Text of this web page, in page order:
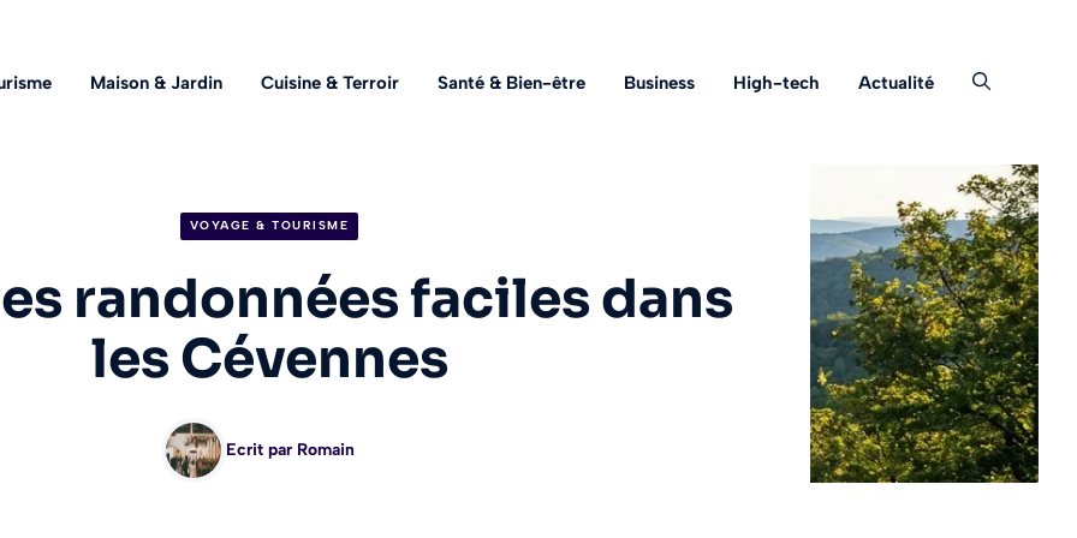
Maison & Jardin Cuisine & Terroir Santé & Bien-être Business High-tech Actualité
VOYAGE & TOURISME
randonnées faciles dans
les Cévennes
Ecrit par Romain